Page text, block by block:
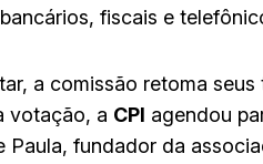
fiscais e
a comissão retoma
votação, a CPI agendou
Paula, fundador da